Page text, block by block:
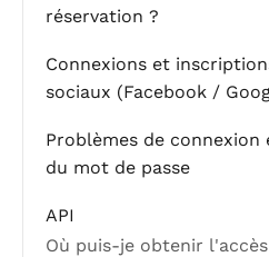
réservation ?
Connexions et
sociaux (Facebook /
Problèmes de
du mot de passe
API
Où puis-je obtenir l'accès